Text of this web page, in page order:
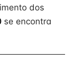
dos
se encontra